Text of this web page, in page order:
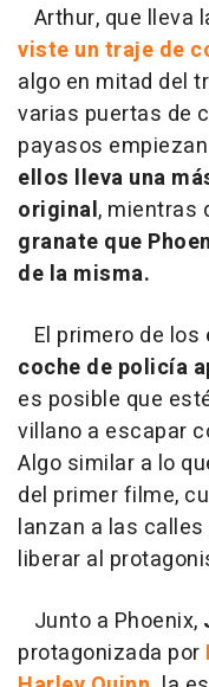
Arthur, que lleva
viste un traje de
algo en mitad del
varias puertas de
payasos
ellos lleva una
original, mientras
granate que
de la misma.
El primero de los
coche de policía
es posible que
villano a escapar
Algo similar a lo
del primer filme,
lanzan a las
liberar al
Junto a Phoenix,
protagonizada por